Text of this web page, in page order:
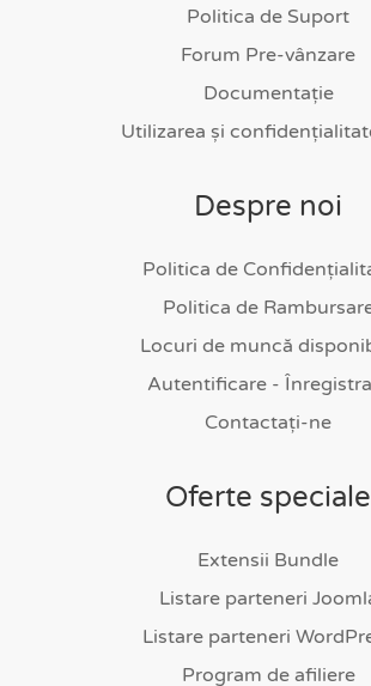
Politica de Suport
Forum Pre-vânzare
Documentație
Utilizarea și
Despre noi
Politica de
Politica de
Locuri de muncă
Autentificare -
Contactați-ne
Oferte speciale
Extensii Bundle
Listare parteneri
Listare parteneri
Program de afiliere